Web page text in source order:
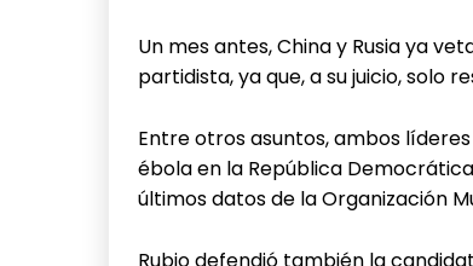
Un mes antes, China y Rusia ya
partidista, ya que, a su juicio, solo
Entre otros asuntos, ambos
ébola en la República
últimos datos de la Organización